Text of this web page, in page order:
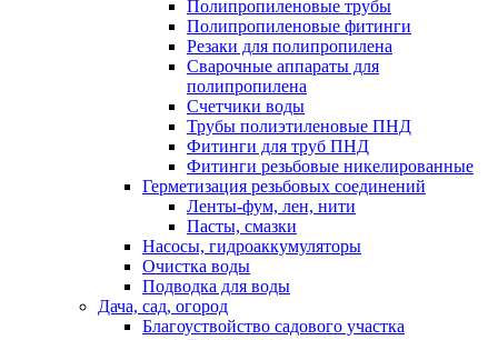
Полипропиленовые трубы
Полипропиленовые фитинги
Резаки для полипропилена
Сварочные аппараты для
полипропилена
Счетчики воды
Трубы полиэтиленовые ПНД
Фитинги для труб ПНД
Фитинги резьбовые никелированные
Герметизация резьбовых соединений
Ленты-фум, лен, нити
Пасты, смазки
Насосы, гидроаккумуляторы
Очистка воды
Подводка для воды
Дача, сад, огород
Благоуствойство садового участка